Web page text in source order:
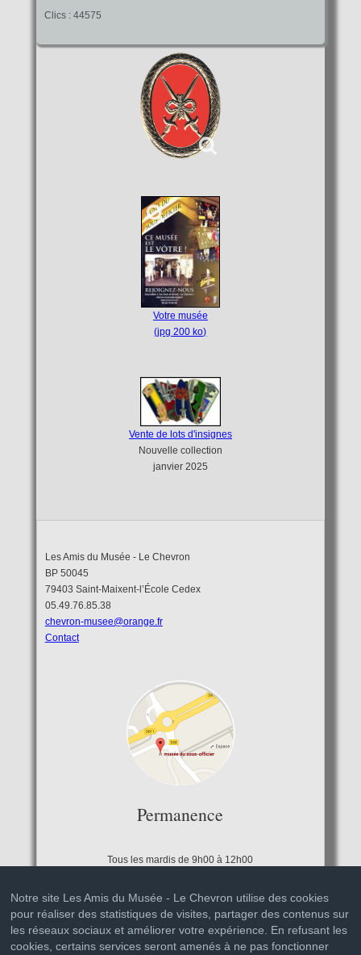
Clics : 44575
Votre musée
(jpg 200 ko)
Vente de lots d'insignes
Nouvelle collection
janvier 2025
Les Amis du Musée - Le Chevron
BP 50045
79403 Saint-Maixent-l’École Cedex
05.49.76.85.38
chevron-musee@orange.fr
Contact
Permanence
Tous les mardis de 9h00 à 12h00
Notre site Les Amis du Musée - Le Chevron utilise des cookies
pour réaliser des statistiques de visites, partager des contenus sur
les réseaux sociaux et améliorer votre expérience. En refusant les
cookies, certains services seront amenés à ne pas fonctionner